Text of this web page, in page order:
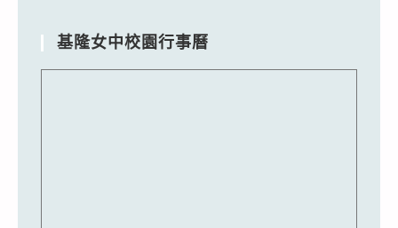
基隆女中校園行事曆